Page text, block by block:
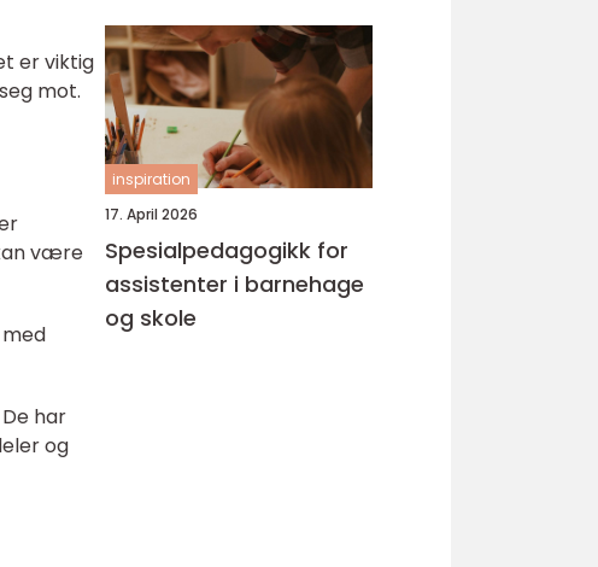
er viktig
mot.
være
har
og
inspiration
17. April 2026
Spesialpedagogikk for
assistenter i barnehage
og skole